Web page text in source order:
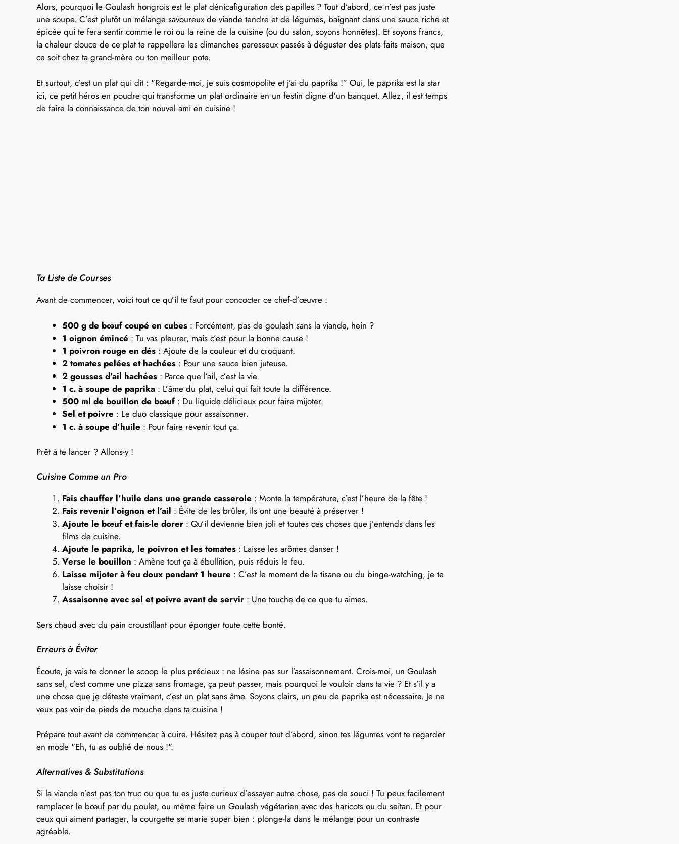
Alors, pourquoi le Goulash hongrois est le plat dénicafiguration des papilles ? Tout d’abord, ce n’est pas juste
une soupe. C’est plutôt un mélange savoureux de viande tendre et de légumes, baignant dans une sauce riche et
épicée qui te fera sentir comme le roi ou la reine de la cuisine (ou du salon, soyons honnêtes). Et soyons francs,
la chaleur douce de ce plat te rappellera les dimanches paresseux passés à déguster des plats faits maison, que
ce soit chez ta grand-mère ou ton meilleur pote.
Et surtout, c’est un plat qui dit : "Regarde-moi, je suis cosmopolite et j’ai du paprika !” Oui, le paprika est la star
ici, ce petit héros en poudre qui transforme un plat ordinaire en un festin digne d’un banquet. Allez, il est temps
de faire la connaissance de ton nouvel ami en cuisine !
Ta Liste de Courses
Avant de commencer, voici tout ce qu’il te faut pour concocter ce chef-d’œuvre :
500 g de bœuf coupé en cubes : Forcément, pas de goulash sans la viande, hein ?
1 oignon émincé : Tu vas pleurer, mais c’est pour la bonne cause !
1 poivron rouge en dés : Ajoute de la couleur et du croquant.
2 tomates pelées et hachées : Pour une sauce bien juteuse.
2 gousses d’ail hachées : Parce que l’ail, c’est la vie.
1 c. à soupe de paprika : L’âme du plat, celui qui fait toute la différence.
500 ml de bouillon de bœuf: Du liquide délicieux pour faire mijoter.
Sel et poivre : Le duo classique pour assaisonner.
1 c. à soupe d’huile : Pour faire revenir tout ça.
Prêt à te lancer ? Allons-y !
Cuisine Comme un Pro
Fais chauffer l’huile dans une grande casserole : Monte la température, c’est l’heure de la fête !
Fais revenir l’oignon et l’ail : Évite de les brûler, ils ont une beauté à préserver !
Ajoute le bœuf et fais-le dorer : Qu’il devienne bien joli et toutes ces choses que j’entends dans les
films de cuisine.
Ajoute le paprika, le poivron et les tomates : Laisse les arômes danser !
Verse le bouillon : Amène tout ça à ébullition, puis réduis le feu.
Laisse mijoter à feu doux pendant 1 heure : C’est le moment de la tisane ou du binge-watching, je te
laisse choisir !
Assaisonne avec sel et poivre avant de servir : Une touche de ce que tu aimes.
Sers chaud avec du pain croustillant pour éponger toute cette bonté.
Erreurs à Éviter
Écoute, je vais te donner le scoop le plus précieux : ne lésine pas sur l’assaisonnement. Crois-moi, un Goulash
sans sel, c’est comme une pizza sans fromage, ça peut passer, mais pourquoi le vouloir dans ta vie ? Et s’il y a
une chose que je déteste vraiment, c’est un plat sans âme. Soyons clairs, un peu de paprika est nécessaire. Je ne
veux pas voir de pieds de mouche dans ta cuisine !
Prépare tout avant de commencer à cuire. Hésitez pas à couper tout d’abord, sinon tes légumes vont te regarder
en mode "Eh, tu as oublié de nous !".
Alternatives & Substitutions
Si la viande n’est pas ton truc ou que tu es juste curieux d’essayer autre chose, pas de souci ! Tu peux facilement
remplacer le bœuf par du poulet, ou même faire un Goulash végétarien avec des haricots ou du seitan. Et pour
ceux qui aiment partager, la courgette se marie super bien : plonge-la dans le mélange pour un contraste
agréable.